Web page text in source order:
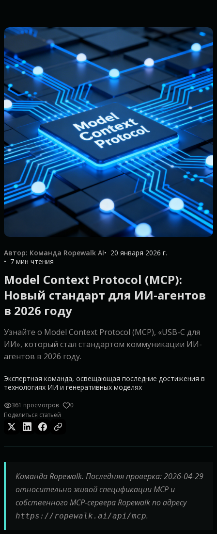
Автор: Команда Ropewalk AI
20 января 2026 г.
7 мин чтения
Model Context Protocol (MCP):
Новый стандарт для ИИ-агентов
в 2026 году
Узнайте о Model Context Protocol (MCP), «USB-C для
ИИ», который стал стандартом коммуникации ИИ-
агентов в 2026 году.
Экспертная команда, освещающая последние достижения в
технологиях ИИ и генеративных моделях
361 просмотров 0
Поделиться статьей
Команда Ropewalk. Последняя проверка: 2026-04-29
относительно живой спецификации MCP и
собственного MCP-сервера Ropewalk по адресу
https://ropewalk.ai/api/mcp.